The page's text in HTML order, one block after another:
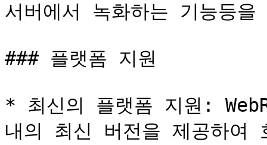
서버에서 녹화하는 기능등
### 플랫폼 지원
* 최신의 플랫폼 지원:
내의 최신 버전을 제공하여